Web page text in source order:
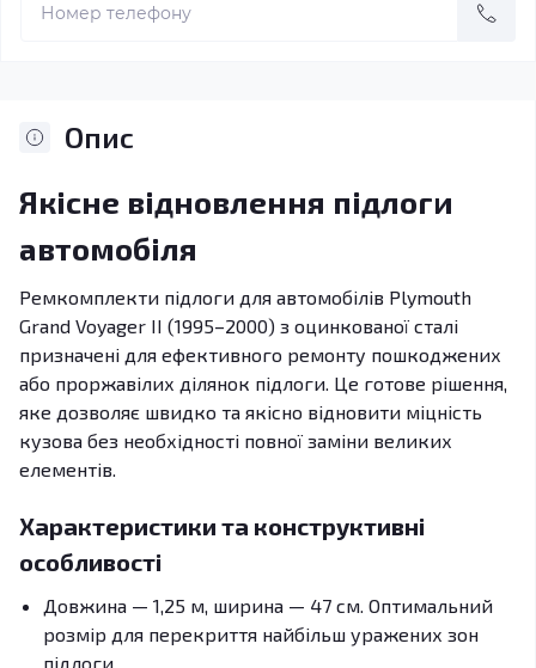
Опис
Якісне відновлення підлоги
автомобіля
Ремкомплекти підлоги для автомобілів Plymouth
Grand Voyager II (1995–2000) з оцинкованої сталі
призначені для ефективного ремонту пошкоджених
або проржавілих ділянок підлоги. Це готове рішення,
яке дозволяє швидко та якісно відновити міцність
кузова без необхідності повної заміни великих
елементів.
Характеристики та конструктивні
особливості
Довжина — 1,25 м, ширина — 47 см. Оптимальний
розмір для перекриття найбільш уражених зон
підлоги